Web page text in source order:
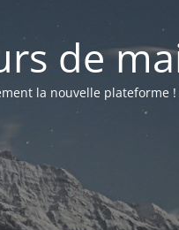
de
la nouvelle plateforme !